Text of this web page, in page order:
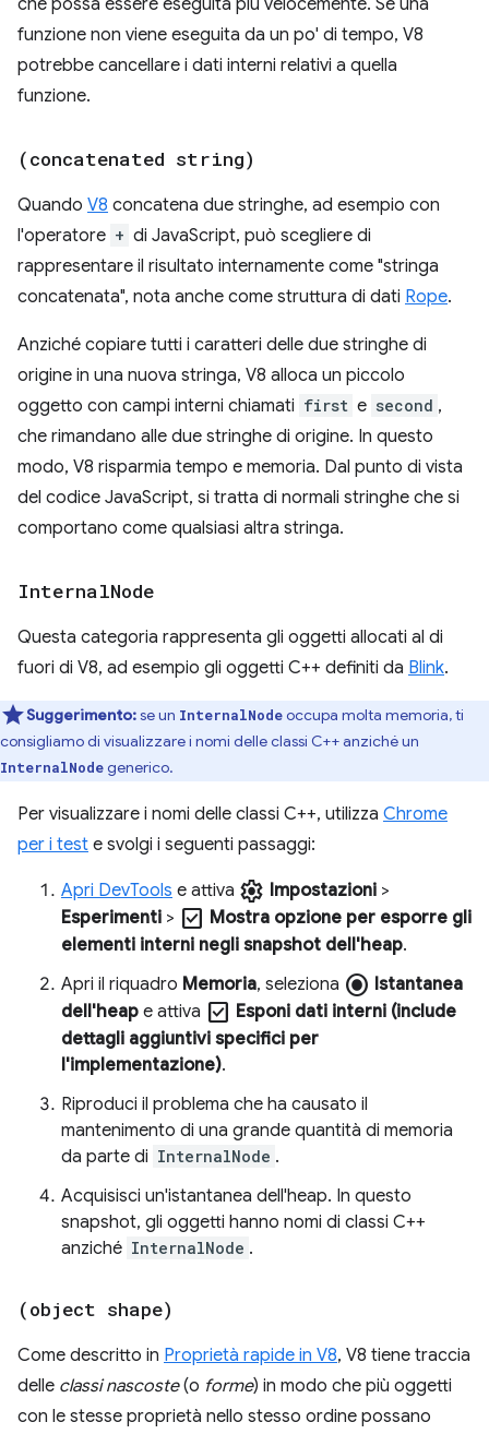
funzione non viene eseguita da un po' di tempo, V8
potrebbe cancellare i dati interni relativi a quella
funzione.
(concatenated string)
Quando V8 concatena due stringhe, ad esempio con
l'operatore + di JavaScript, può scegliere di
rappresentare il risultato internamente come "stringa
concatenata", nota anche come struttura di dati Rope.
Anziché copiare tutti i caratteri delle due stringhe di
origine in una nuova stringa, V8 alloca un piccolo
oggetto con campi interni chiamati first e second ,
che rimandano alle due stringhe di origine. In questo
modo, V8 risparmia tempo e memoria. Dal punto di vista
del codice JavaScript, si tratta di normali stringhe che si
comportano come qualsiasi altra stringa.
InternalNode
Questa categoria rappresenta gli oggetti allocati al di
fuori di V8, ad esempio gli oggetti C++ definiti da Blink.
Suggerimento:se un InternalNodeoccupa molta memoria, ti
consigliamo di visualizzare i nomi delle classi C++ anziché un
InternalNodegenerico.
Per visualizzare i nomi delle classi C++, utilizza Chrome
per i test e svolgi i seguenti passaggi:
Apri DevTools e attiva settings Impostazioni >
Esperimenti > check_box Mostra opzione per esporre gli
elementi interni negli snapshot dell'heap.
Apri il riquadro Memoria, seleziona radio_button_checked Istantanea
dell'heap e attiva check_box Esponi dati interni (include
dettagli aggiuntivi specifici per
l'implementazione).
Riproduci il problema che ha causato il
mantenimento di una grande quantità di memoria
da parte di InternalNode .
Acquisisci un'istantanea dell'heap. In questo
snapshot, gli oggetti hanno nomi di classi C++
anziché InternalNode .
(object shape)
Come descritto in Proprietà rapide in V8, V8 tiene traccia
delle classi nascoste(o forme) in modo che più oggetti
con le stesse proprietà nello stesso ordine possano